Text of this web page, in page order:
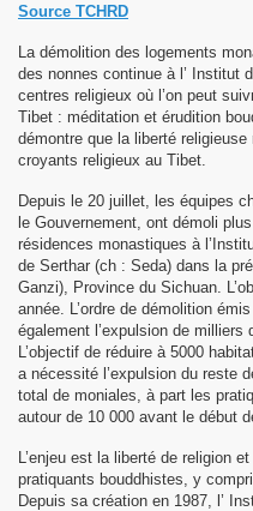
Source TCHRD
La démolition des logements
des nonnes continue à l’ Institut
centres religieux où l’on peut
Tibet : méditation et érudition
démontre que la liberté
croyants religieux au Tibet.
Depuis le 20 juillet, les équipes
le Gouvernement, ont démoli
résidences monastiques à
de Serthar (ch : Seda) dans la
Ganzi), Province du Sichuan.
année. L’ordre de démolition
également l’expulsion de milliers
L’objectif de réduire à 5000
a nécessité l’expulsion du reste
total de moniales, à part les
autour de 10 000 avant le début
L’enjeu est la liberté de religion
pratiquants bouddhistes, y
Depuis sa création en 1987, l’
2021